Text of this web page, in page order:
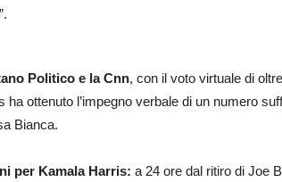
Politico e la Cnn, con il voto virtuale di
ha ottenuto l’impegno verbale di un numero
Bianca.
per Kamala Harris: a 24 ore dal ritiro di Joe